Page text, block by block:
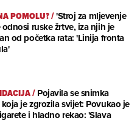
POMOLU?/'Stroj za mljevenje
ruske žrtve, iza njih je
od početka rata: 'Linija fronta
/Pojavila se snimka
je zgrozila svijet: Povukao je
i hladno rekao: 'Slava